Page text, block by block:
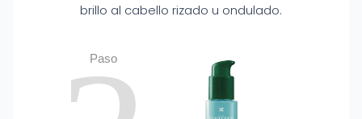
brillo al cabello rizado u ondulado.
Paso